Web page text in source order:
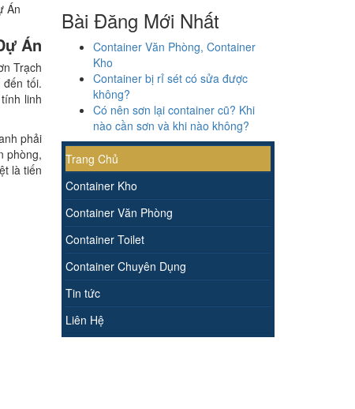
Án
Án
Trạch
tối.
linh
phải
phòng,
là tiến
Bài Đăng Mới Nhất
Container Văn Phòng, Container
Kho
Container bị rỉ sét có sửa được
không?
Có nên sơn lại container cũ? Khi
nào cần sơn và khi nào không?
Trang Chủ
Container Kho
Container Văn Phòng
Container Toilet
Container Chuyên Dụng
Tin tức
Liên Hệ